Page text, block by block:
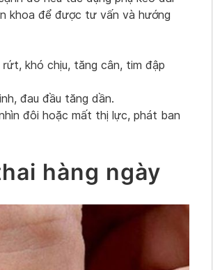
khoa để được tư vấn và hướng
khó chịu, tăng cân, tim đập
đau đầu tăng dần.
đôi hoặc mất thị lực, phát ban
hàng ngày